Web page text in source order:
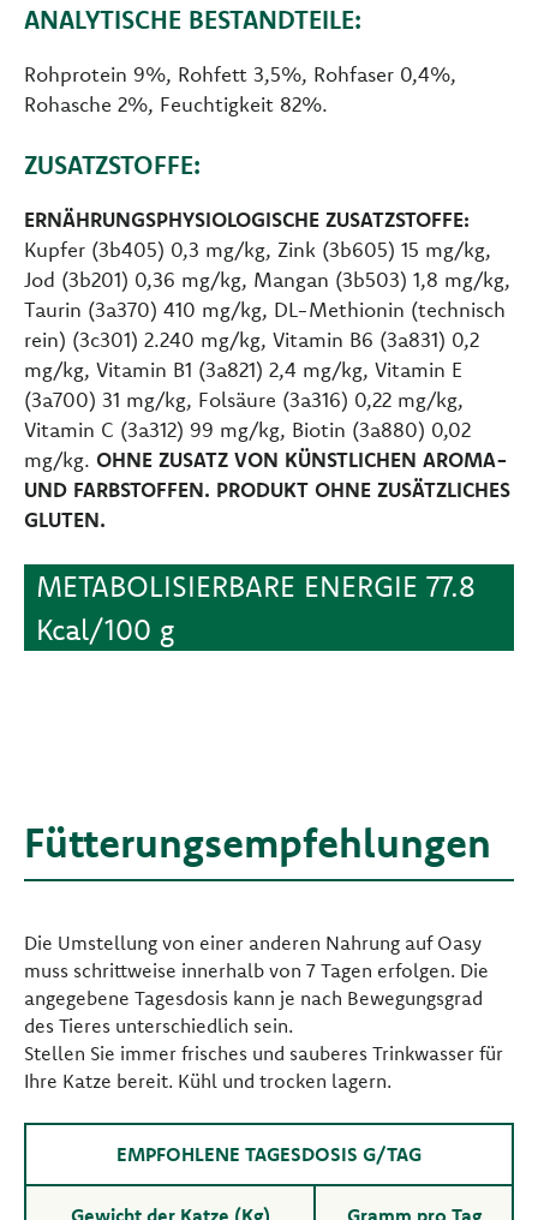
ANALYTISCHE BESTANDTEILE:
Rohprotein 9%, Rohfett 3,5%, Rohfaser 0,4%,
Rohasche 2%, Feuchtigkeit 82%.
ZUSATZSTOFFE:
ERNÄHRUNGSPHYSIOLOGISCHE ZUSATZSTOFFE:
Kupfer (3b405) 0,3 mg/kg, Zink (3b605) 15 mg/kg,
Jod (3b201) 0,36 mg/kg, Mangan (3b503) 1,8 mg/kg,
Taurin (3a370) 410 mg/kg, DL-Methionin (technisch
rein) (3c301) 2.240 mg/kg, Vitamin B6 (3a831) 0,2
mg/kg, Vitamin B1 (3a821) 2,4 mg/kg, Vitamin E
(3a700) 31 mg/kg, Folsäure (3a316) 0,22 mg/kg,
Vitamin C (3a312) 99 mg/kg, Biotin (3a880) 0,02
mg/kg. OHNE ZUSATZ VON KÜNSTLICHEN AROMA-
UND FARBSTOFFEN. PRODUKT OHNE ZUSÄTZLICHES
GLUTEN.
METABOLISIERBARE ENERGIE 77.8
Kcal/100 g
Fütterungsempfehlungen
Die Umstellung von einer anderen Nahrung auf Oasy
muss schrittweise innerhalb von 7 Tagen erfolgen. Die
angegebene Tagesdosis kann je nach Bewegungsgrad
des Tieres unterschiedlich sein.
Stellen Sie immer frisches und sauberes Trinkwasser für
Ihre Katze bereit. Kühl und trocken lagern.
EMPFOHLENE TAGESDOSIS G/TAG